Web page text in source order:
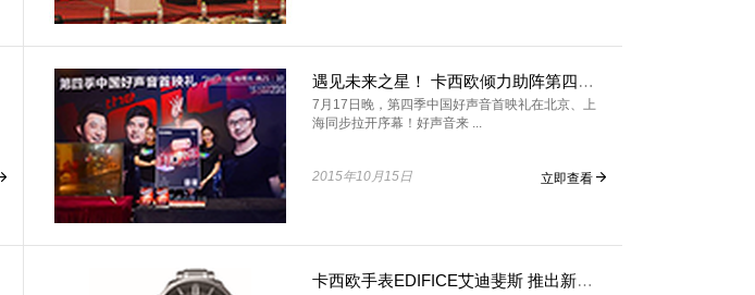
遇见未来之星！ 卡西欧倾力助阵第四季好声音首映礼
7月17日晚，第四季中国好声音首映礼在北京、上
海同步拉开序幕！好声音来 ...
2015年10月15日 立即查看
卡西欧手表EDIFICE艾迪斐斯 推出新一代蓝牙智能腕表EQB-510